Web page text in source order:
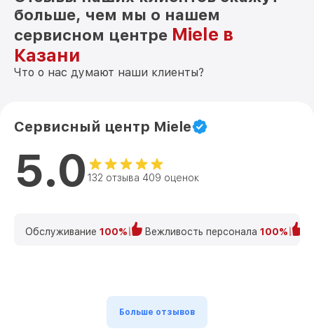
больше, чем мы о нашем
сервисном центре Miele в
Казани
Что о нас думают наши клиенты?
Сервисный центр Miele
5.0 132 отзыва 409 оценок
Обслуживание 100% Вежливость персонала 100%
Больше отзывов